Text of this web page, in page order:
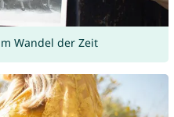
Wandel der Zeit